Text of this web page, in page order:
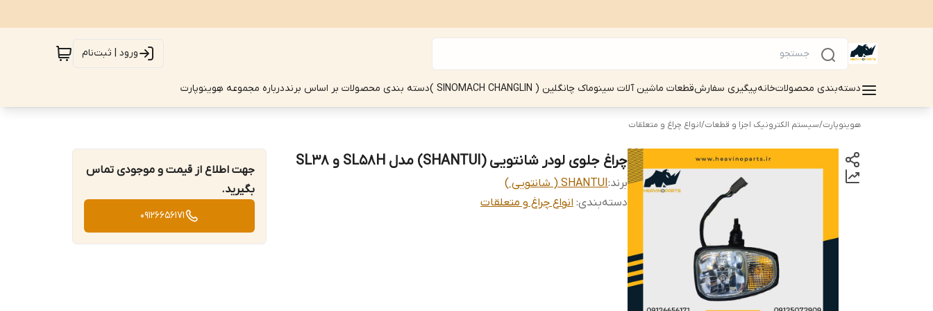
ورود | ثبت‌نام
دسته‌بندی محصولاتخانهپیگیری سفارشقطعات ماشین آلات سینوماک چانگلین ( SINOMACH CHANGLIN ) دسته بندی محصولات بر اساس برنددرباره مجموعه هِوینوپارت
هوینوپارت/سیستم الکترونیک اجزا و قطعات/انواع چراغ و متعلقات
چراغ جلوی لودر شانتویی (SHANTUI) مدل SL58H و SL38
برند:SHANTUI ( شانتویی )
دسته‌بندی: انواع چراغ و متعلقات
جهت اطلاع از قیمت و موجودی تماس
بگیرید.
09126656171